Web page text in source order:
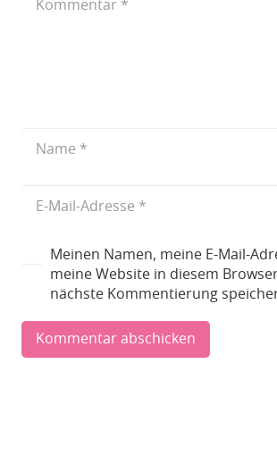
Meinen Namen, meine E-Mail-
meine Website in diesem
nächste Kommentierung
Kommentar abschicken